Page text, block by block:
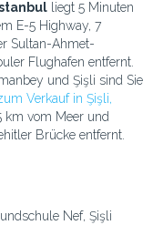
liegt 5 Minuten
E-5 Highway, 7
Sultan-Ahmet-
Flughafen entfernt.
und Şişli sind Sie
Verkauf in Şişli,
km vom Meer und
Brücke entfernt.
Nef, Şişli